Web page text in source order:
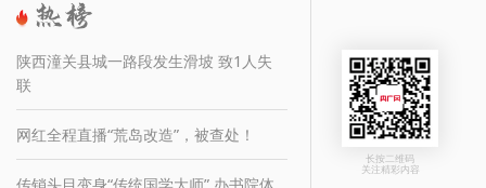
陕西潼关县城一路段发生滑坡 致1人失
联
网红全程直播“荒岛改造”，被查处！
传销头目变身“传统国学大师” 办书院体
长按二维码
关注精彩内容